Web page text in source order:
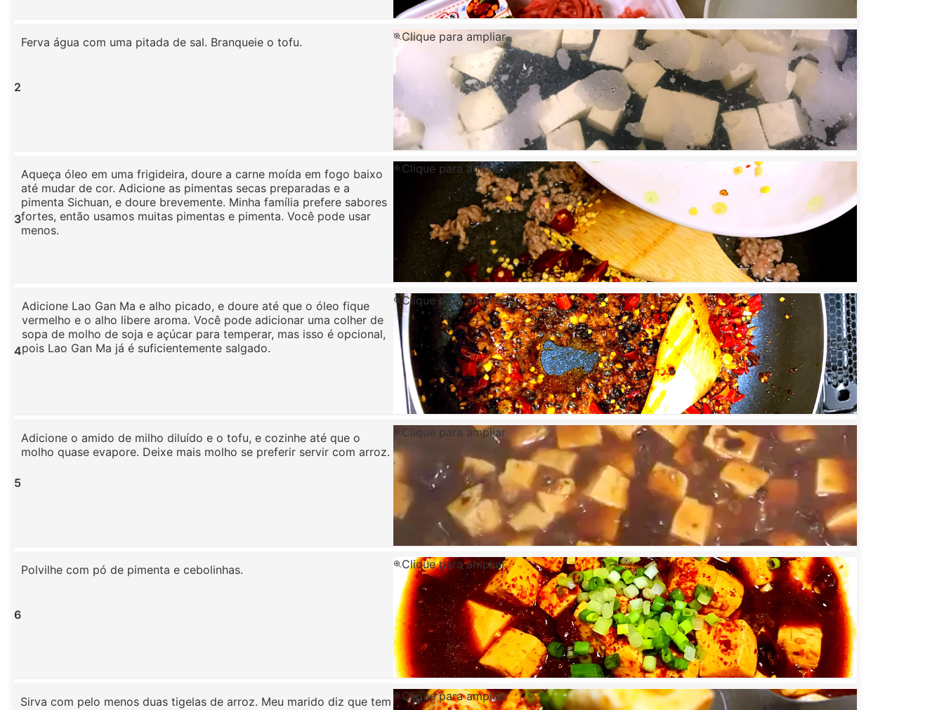
2
Ferva água com uma pitada de sal. Branqueie o tofu. Clique para ampliar
3
Aqueça óleo em uma frigideira, doure a carne moída em fogo baixo
até mudar de cor. Adicione as pimentas secas preparadas e a
pimenta Sichuan, e doure brevemente. Minha família prefere sabores
fortes, então usamos muitas pimentas e pimenta. Você pode usar
menos.
Clique para ampliar
4
Adicione Lao Gan Ma e alho picado, e doure até que o óleo fique
vermelho e o alho libere aroma. Você pode adicionar uma colher de
sopa de molho de soja e açúcar para temperar, mas isso é opcional,
pois Lao Gan Ma já é suficientemente salgado.
Clique para ampliar
5
Adicione o amido de milho diluído e o tofu, e cozinhe até que o
molho quase evapore. Deixe mais molho se preferir servir com arroz.
Clique para ampliar
6
Polvilhe com pó de pimenta e cebolinhas. Clique para ampliar
Sirva com pelo menos duas tigelas de arroz. Meu marido diz que tem
Clique para ampliar